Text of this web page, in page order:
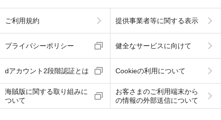
ご利用規約 提供事業者等に関する表示
プライバシーポリシー 健全なサービスに向けて
dアカウント2段階認証とは Cookieの利用について
海賊版に関する取り組みに
ついて
お客さまのご利用端末から
の情報の外部送信について